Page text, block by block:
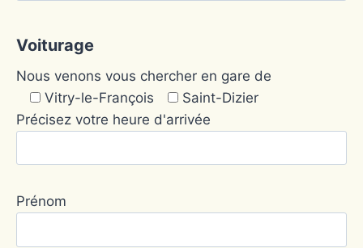
Voiturage
Nous venons vous chercher en gare de
Vitry-le-François
Saint-Dizier
Précisez votre heure d'arrivée
Prénom